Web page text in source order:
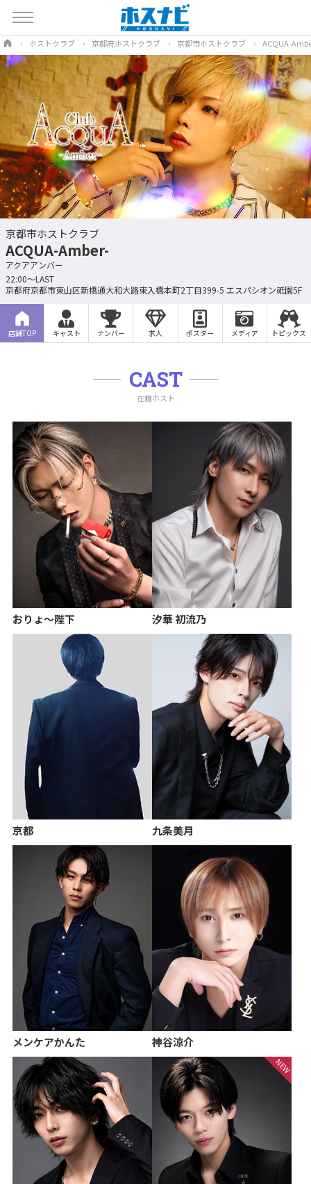
ホストクラブ 京都府ホストクラブ 京都市ホストクラブ ACQUA-
京都市ホストクラブ
ACQUA-Amber-
アクアアンバー
22:00〜LAST
京都府京都市東山区新橋通大和大路東入橋本町2丁目399-5 エスパシオン祇園5F
店舗TOP キャスト ナンバー 求人 ポスター メディア トピックス
CAST
在籍ホスト
おりょ〜陛下 汐華 初流乃
京都 九条美月
メンケアかんた 神谷涼介